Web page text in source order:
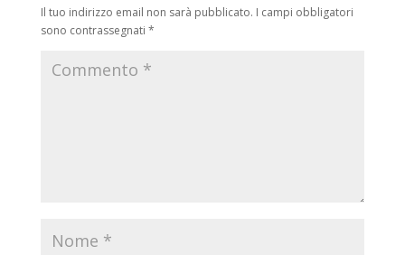
Il tuo indirizzo email non sarà pubblicato. I campi obbligatori
sono contrassegnati *